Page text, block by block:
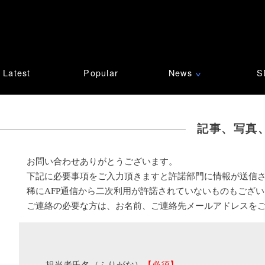
Latest Popular News ∨
記事、写真
お問い合わせありがとうございます。
下記に必要事項をご入力頂きますと許諾部門に情報が送信
稀にAFP通信から二次利用が許諾されていないものもござ
ご連絡の必要な方は、お名前、ご連絡先メールアドレスを